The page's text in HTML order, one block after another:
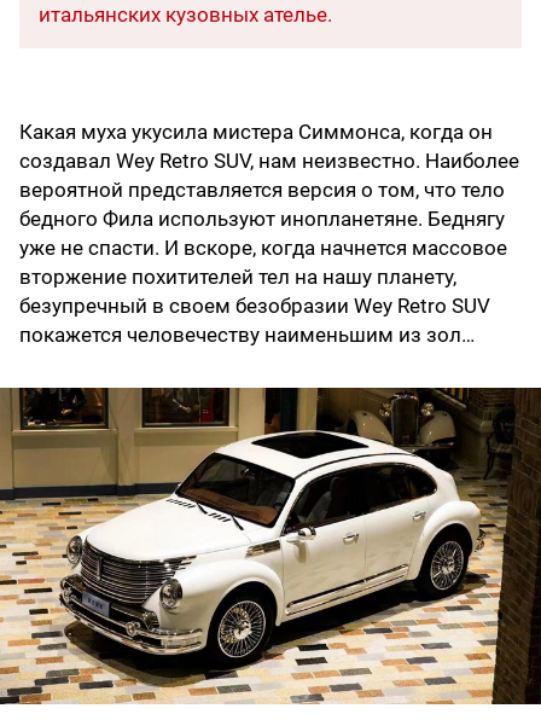
итальянских кузовных ателье.
Какая муха укусила мистера Симмонса, когда он
создавал Wey Retro SUV, нам неизвестно. Наиболее
вероятной представляется версия о том, что тело
бедного Фила используют инопланетяне. Беднягу
уже не спасти. И вскоре, когда начнется массовое
вторжение похитителей тел на нашу планету,
безупречный в своем безобразии Wey Retro SUV
покажется человечеству наименьшим из зол…